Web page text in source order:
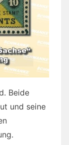
Beide
und seine